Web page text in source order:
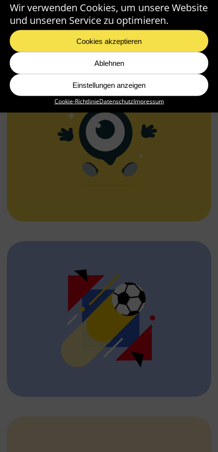
Wir verwenden Cookies, um unsere Website
und unseren Service zu optimieren.
Cookies akzeptieren
Ablehnen
Einstellungen anzeigen
Cookie-RichtlinieDatenschutzImpressum